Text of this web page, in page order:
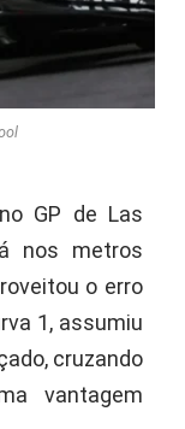
no GP de Las
nos metros
o erro
1, assumiu
cruzando
vantagem